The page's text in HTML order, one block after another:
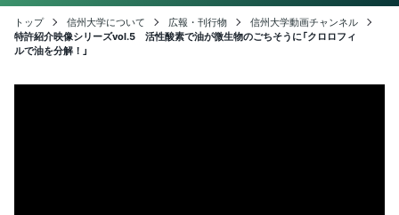
トップ 信州大学について 広報・刊行物
信州大学動画チャンネル
特許紹介映像シリーズvol.5 活性酸素で油が微生物のごちそうに「クロロフィ
ルで油を分解！」